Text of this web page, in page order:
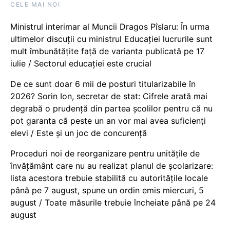
CELE MAI NOI
Ministrul interimar al Muncii Dragos Pîslaru: În urma
ultimelor discuții cu ministrul Educației lucrurile sunt
mult îmbunătățite față de varianta publicată pe 17
iulie / Sectorul educației este crucial
De ce sunt doar 6 mii de posturi titularizabile în
2026? Sorin Ion, secretar de stat: Cifrele arată mai
degrabă o prudență din partea școlilor pentru că nu
pot garanta că peste un an vor mai avea suficienți
elevi / Este și un joc de concurență
Proceduri noi de reorganizare pentru unitățile de
învățământ care nu au realizat planul de școlarizare:
lista acestora trebuie stabilită cu autoritățile locale
până pe 7 august, spune un ordin emis miercuri, 5
august / Toate măsurile trebuie încheiate până pe 24
august